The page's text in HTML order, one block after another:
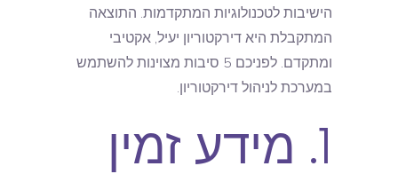
הישיבות לטכנולוגיות המתקדמות. התוצאה
המתקבלת היא דירקטוריון יעיל, אקטיבי
ומתקדם. לפניכם 5 סיבות מצוינות להשתמש
במערכת לניהול דירקטוריון.
1. מידע זמין